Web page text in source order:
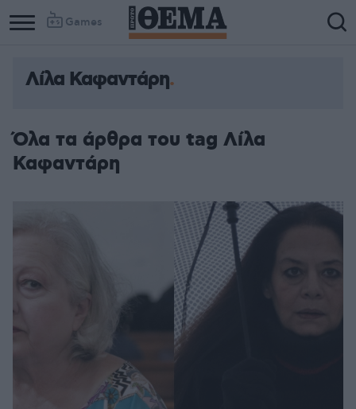
Games
Λίλα Καφαντάρη
Όλα τα άρθρα του tag Λίλα
Καφαντάρη